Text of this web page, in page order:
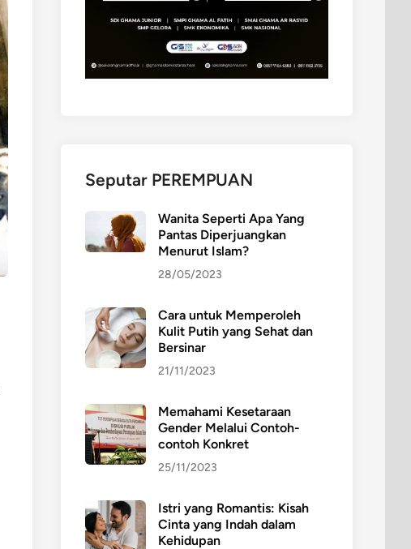
Seputar PEREMPUAN
Wanita Seperti Apa Yang
Pantas Diperjuangkan
Menurut Islam?
28/05/2023
Cara untuk Memperoleh
Kulit Putih yang Sehat dan
Bersinar
21/11/2023
Memahami Kesetaraan
Gender Melalui Contoh-
contoh Konkret
25/11/2023
Istri yang Romantis: Kisah
Cinta yang Indah dalam
Kehidupan